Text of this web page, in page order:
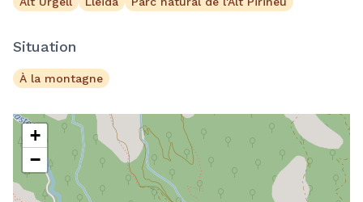
Situation
À la montagne
+
−